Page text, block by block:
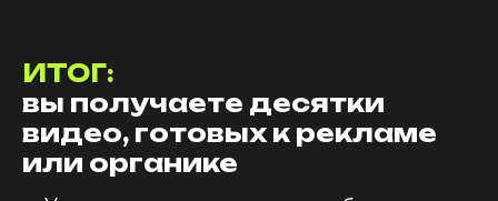
ИТОГ:
вы получаете десятки
видео, готовых к рекламе
или органике